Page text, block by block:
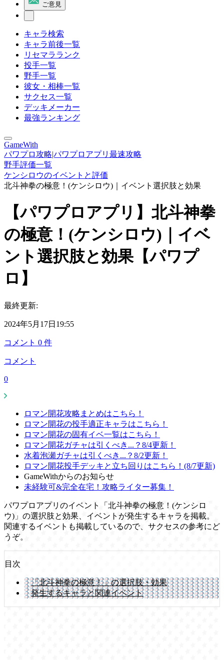
ご意見
キャラ検索
キャラ前後一覧
リセマラランク
投手一覧
野手一覧
彼女・相棒一覧
サクセス一覧
デッキメーカー
最強ランキング
GameWith
パワプロ攻略|パワプロアプリ最速攻略
野手評価一覧
ケンシロウのイベントと評価
北斗神拳の極意！(ケンシロウ)｜イベント選択肢と効果
【パワプロアプリ】北斗神拳
の極意！(ケンシロウ)｜イベ
ント選択肢と効果【パワプ
ロ】
最終更新:
2024年5月17日19:55
コメント 0 件
コメント
0
ロマン開花攻略まとめはこちら！
ロマン開花の投手適正キャラはこちら！
ロマン開花の固有イベ一覧はこちら！
ロマン開花ガチャは引くべき...？8/4更新！
水着泡瀬ガチャは引くべき...？8/2更新！
ロマン開花投手デッキと立ち回りはこちら！(8/7更新)
GameWithからのお知らせ
未経験可&完全在宅！攻略ライター募集！
パワプロアプリのイベント「北斗神拳の極意！(ケンシロ
ウ)」の選択肢と効果、イベントが発生するキャラを掲載。
関連するイベントも掲載しているので、サクセスの参考にど
うぞ。
目次
「北斗神拳の極意！」の選択肢・効果
発生するキャラと関連イベント